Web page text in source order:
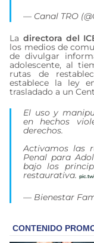
— Canal TRO
La directora del
los medios de
de divulgar
adolescente, al
rutas de
establece la ley
trasladado a un
El uso y
en hechos
derechos.
Activamos las
Penal para
bajo los
restaurativa.
— Bienestar